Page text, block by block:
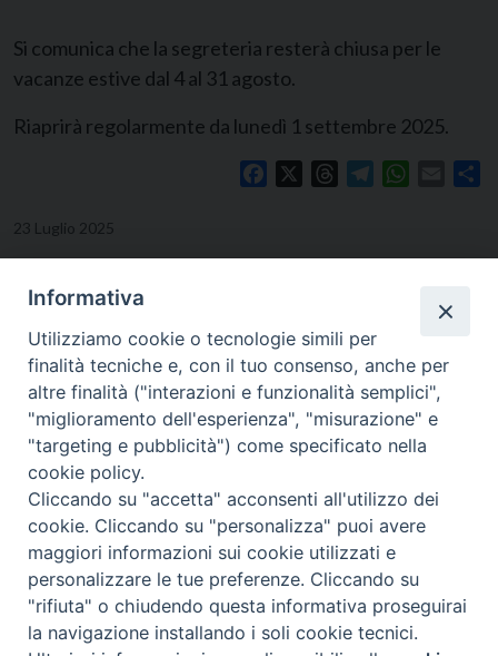
Si comunica che la segreteria resterà chiusa per le
vacanze estive dal 4 al 31 agosto.
Riaprirà regolarmente da lunedì 1 settembre 2025.
Facebook ThreadsTelegramWhatsApp
Email
23 Luglio 2025
Viale Cristoforo Colombo, 101 - 71121 FOGGIA
Tel. e Fax 0881-727469
E-mail:segreteria@issr.foggia.it
Copyright © Istituto Superiore di Scienze Religiose Metropolitano “San
Informativa
Utilizziamo cookie o tecnologie simili per
finalità tecniche e, con il tuo consenso, anche per
altre finalità ("interazioni e funzionalità semplici",
"miglioramento dell'esperienza", "misurazione" e
"targeting e pubblicità") come specificato nella
cookie policy.
Cliccando su "accetta" acconsenti all'utilizzo dei
cookie. Cliccando su "personalizza" puoi avere
maggiori informazioni sui cookie utilizzati e
personalizzare le tue preferenze. Cliccando su
"rifiuta" o chiudendo questa informativa proseguirai
la navigazione installando i soli cookie tecnici.